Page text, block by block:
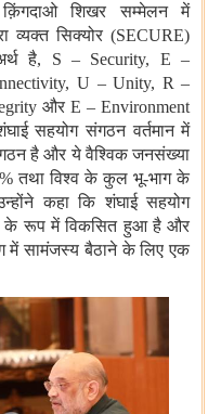
शिखर सम्मेलन में
व्यक्त सिक्योर (SECURE)
है, S – Security, E –
U – Unity, R –
और E – Environment
सहयोग संगठन वर्तमान में
है और ये वैश्विक जनसंख्या
तथा विश्व के कुल भू-भाग के
कहा कि शंघाई सहयोग
के रूप में विकसित हुआ है और
में सामंजस्‍य बैठाने के लिए एक